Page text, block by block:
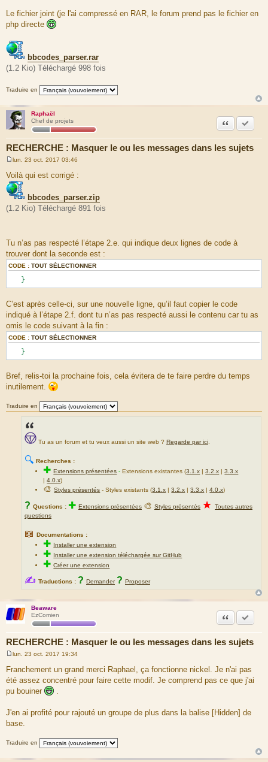
26 5.1243 30266136
Symfony\Component\DependencyInjection\ContainerBuilder-
27 5.1243 30266952
Symfony\Component\DependencyInjection\ContainerBuilder-
>resolveServices( ) ...\ContainerBuilder.php:905
28 5.1243 30267688
>resolveServices( ) ...\ContainerBuilder.php:990
29 5.1243 30267784
Symfony\Component\DependencyInjection\ContainerBuilder-
>get( ) ...\ContainerBuilder.php:993
30 5.1243 30268088
Symfony\Component\DependencyInjection\ContainerBuilder-
31 5.1243 30268848 __construct ( )
...\ContainerBuilder.php:934
...\ContainerBuilder.php:934
33 5.1253 30269504 phpbb\class_loader->load_class( )
...\ContainerBuilder.php:934
Le fichier joint (je l'ai compressé en RAR, le forum prend pas le fichier en
php directe
bbcodes_parser.rar
(1.2 Kio) Téléchargé 998 fois
Traduire en
Raphaël
Chef de projets
RECHERCHE : Masquer le ou les messages dans les sujets
Citation
e
s
s
a
g
e
lun. 23 oct. 2017 03:46
Voilà qui est corrigé :
bbcodes_parser.zip
(1.2 Kio) Téléchargé 891 fois
Tu n’as pas respecté l’étape 2.e. qui indique deux lignes de code à
trouver dont la seconde est :
CODE : TOUT SÉLECTIONNER
}
C’est après celle-ci, sur une nouvelle ligne, qu’il faut copier le code
indiqué à l’étape 2.f. dont tu n’as pas respecté aussi le contenu car tu as
omis le code suivant à la fin :
CODE : TOUT SÉLECTIONNER
}
Bref, relis-toi la prochaine fois, cela évitera de te faire perdre du temps
inutilement.
Traduire en
Tu as un forum et tu veux aussi un site web ? Regarde par ici.
🔍 Recherches :
✚Extensions présentées -Extensions existantes (3.1.x |3.2.x |3.3.x
|4.0.x)
🎨Styles présentés - Styles existants (3.1.x |3.2.x |3.3.x |4.0.x)
? Questions : ✚ Extensions présentées 🎨 Styles présentés ★ Toutes autres
questions
📖 Documentations :
✚ Installer une extension
✚ Installer une extension téléchargée sur GitHub
✚Créer une extension
✍ Traductions : ? Demander ? Proposer
Beaware
EzComien
RECHERCHE : Masquer le ou les messages dans les sujets
Citation
s
s
g
lun. 23 oct. 2017 19:34
Franchement un grand merci Raphael, ça fonctionne nickel. Je n'ai pas
été assez concentré pour faire cette modif. Je comprend pas ce que j'ai
pu bouiner
J'en ai profité pour rajouté un groupe de plus dans la balise [Hidden] de
base.
Traduire en